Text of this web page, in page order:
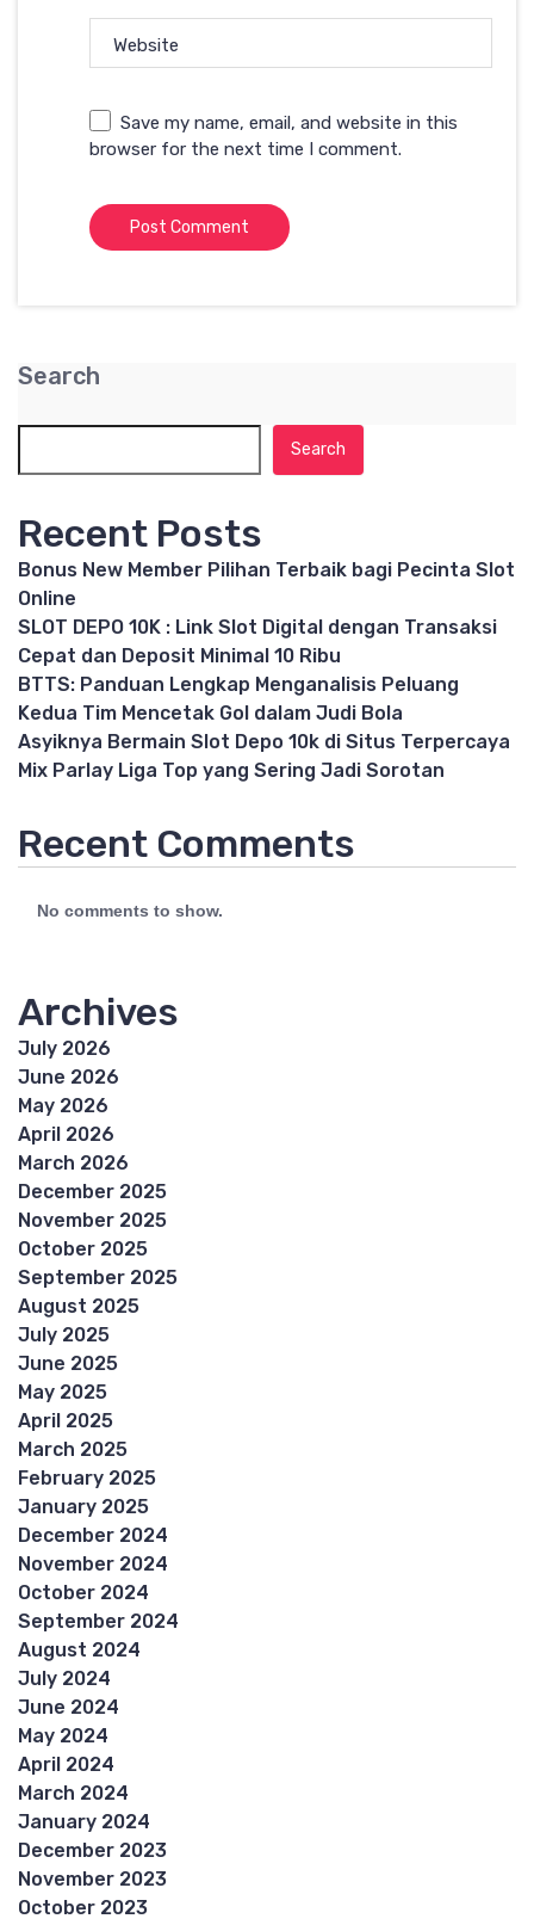
Website
Save my name, email, and website in this
browser for the next time I comment.
Search
Search
Recent Posts
Bonus New Member Pilihan Terbaik bagi Pecinta Slot
Online
SLOT DEPO 10K : Link Slot Digital dengan Transaksi
Cepat dan Deposit Minimal 10 Ribu
BTTS: Panduan Lengkap Menganalisis Peluang
Kedua Tim Mencetak Gol dalam Judi Bola
Asyiknya Bermain Slot Depo 10k di Situs Terpercaya
Mix Parlay Liga Top yang Sering Jadi Sorotan
Recent Comments
No comments to show.
Archives
July 2026
June 2026
May 2026
April 2026
March 2026
December 2025
November 2025
October 2025
September 2025
August 2025
July 2025
June 2025
May 2025
April 2025
March 2025
February 2025
January 2025
December 2024
November 2024
October 2024
September 2024
August 2024
July 2024
June 2024
May 2024
April 2024
March 2024
January 2024
December 2023
November 2023
October 2023